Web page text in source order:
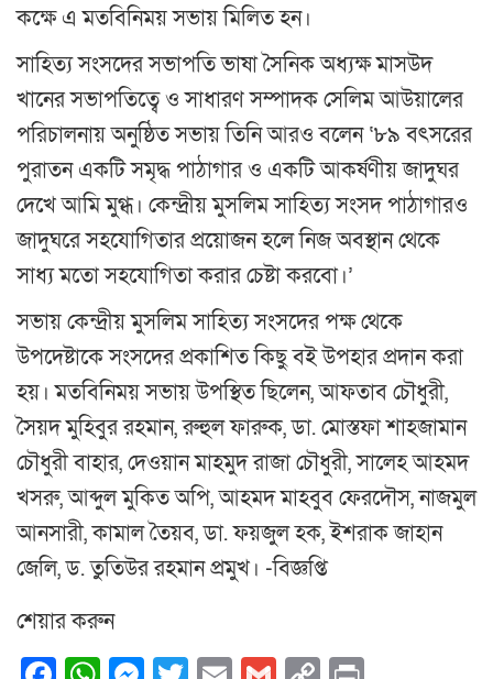
কক্ষে এ মতবিনিময় সভায় মিলিত হন।
সাহিত্য সংসদের সভাপতি ভাষা সৈনিক অধ্যক্ষ মাসউদ
খানের সভাপতিত্বে ও সাধারণ সম্পাদক সেলিম আউয়ালের
পরিচালনায় অনুষ্ঠিত সভায় তিনি আরও বলেন ‘৮৯ বৎসরের
পুরাতন একটি সমৃদ্ধ পাঠাগার ও একটি আকর্ষণীয় জাদুঘর
দেখে আমি মুগ্ধ। কেন্দ্রীয় মুসলিম সাহিত্য সংসদ পাঠাগারও
জাদুঘরে সহযোগিতার প্রয়োজন হলে নিজ অবস্থান থেকে
সাধ্য মতো সহযোগিতা করার চেষ্টা করবো।’
সভায় কেন্দ্রীয় মুসলিম সাহিত্য সংসদের পক্ষ থেকে
উপদেষ্টাকে সংসদের প্রকাশিত কিছু বই উপহার প্রদান করা
হয়। মতবিনিময় সভায় উপস্থিত ছিলেন, আফতাব চৌধুরী,
সৈয়দ মুহিবুর রহমান, রুহুল ফারুক, ডা. মোস্তফা শাহজামান
চৌধুরী বাহার, দেওয়ান মাহমুদ রাজা চৌধুরী, সালেহ আহমদ
খসরু, আব্দুল মুকিত অপি, আহমদ মাহবুব ফেরদৌস, নাজমুল
আনসারী, কামাল তৈয়ব, ডা. ফয়জুল হক, ইশরাক জাহান
জেলি, ড. তুতিউর রহমান প্রমুখ। -বিজ্ঞপ্তি
শেয়ার করুন